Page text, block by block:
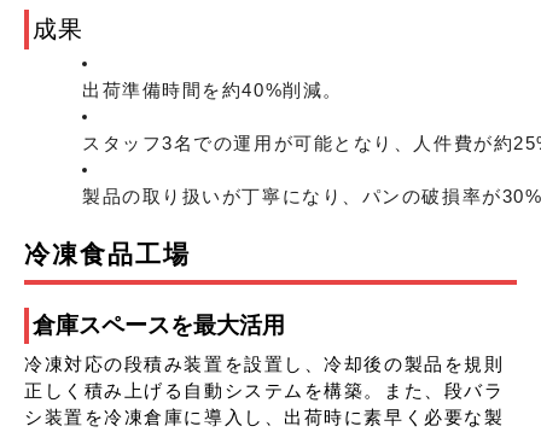
成果
出荷準備時間を約40%削減。
スタッフ3名での運用が可能となり、人件費が約
製品の取り扱いが丁寧になり、パンの破損率が
冷凍食品工場
倉庫スペースを最大活用
冷凍対応の段積み装置を設置し、冷却後の製品を規則
正しく積み上げる自動システムを構築。また、段バラ
シ装置を冷凍倉庫に導入し、出荷時に素早く必要な製